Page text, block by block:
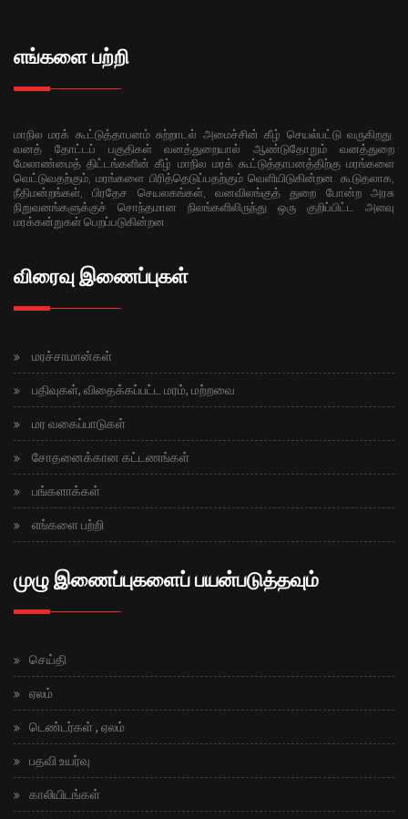
எங்களை பற்றி
மாநில மரக் கூட்டுத்தாபனம் சுற்றாடல் அமைச்சின் கீழ் செயல்பட்டு வருகிறது.
வனத் தோட்டப் பகுதிகள் வனத்துறையால் ஆண்டுதோறும் வனத்துறை
மேலாண்மைத் திட்டங்களின் கீழ் மாநில மரக் கூட்டுத்தாபனத்திற்கு மரங்களை
வெட்டுவதற்கும், மரங்களை பிரித்தெடுப்பதற்கும் வெளியிடுகின்றன. கூடுதலாக,
நீதிமன்றங்கள், பிரதேச செயலகங்கள், வனவிலங்குத் துறை போன்ற அரசு
நிறுவனங்களுக்குச் சொந்தமான நிலங்களிலிருந்து ஒரு குறிப்பிட்ட அளவு
மரக்கன்றுகள் பெறப்படுகின்றன.
விரைவு இணைப்புகள்
மரச்சாமான்கள்
பதிவுகள், விதைக்கப்பட்ட மரம், மற்றவை
மர வகைப்பாடுகள்
சோதனைக்கான கட்டணங்கள்
பங்களாக்கள்
எங்களை பற்றி
முழு இணைப்புகளைப் பயன்படுத்தவும்
செய்தி
ஏலம்
டெண்டர்கள் , ஏலம்
பதவி உயர்வு
காலியிடங்கள்